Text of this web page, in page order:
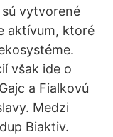
vytvorené
aktívum, ktoré
však ide o
a Fialkovú
Medzi
Biaktiv.